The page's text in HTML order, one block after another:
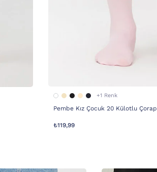
+1 Renk
Pembe Kız Çocuk 20 Külotlu Çorap
₺119,99